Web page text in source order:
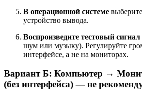
В операционной системе
устройство вывода.
Воспроизведите тестовый сигнал
шум или музыку). Регулируйте
интерфейсе, а не на мониторах.
Вариант Б: Компьютер →
(без интерфейса) — не